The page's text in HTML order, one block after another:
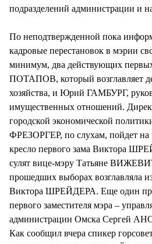
подразделений администрации и
По неподтвержденной пока
кадровые перестановок в мэрии
минимум, два действующих
ПОТАПОВ, который возглавляет
хозяйства, и Юрий ГАМБУРГ,
имущественных отношений.
городской экономической
ФРЕЗОРГЕР, по слухам, пойдет на
кресло первого зама Виктора
сулят вице-мэру Татьяне
прошедших выборах возглавляла
Виктора ШРЕЙДЕРА. Еще один
первого заместителя мэра –
администрации Омска Сергей
Как сообщил вчера спикер